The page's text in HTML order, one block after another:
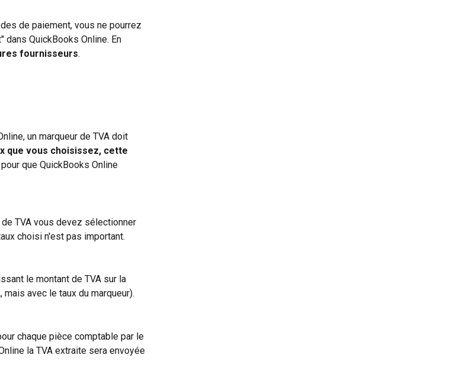
de paiement, vous ne pourrez
QuickBooks Online. En
fournisseurs.
un marqueur de TVA doit
que vous choisissez, cette
que QuickBooks Online
TVA vous devez sélectionner
choisi n'est pas important.
le montant de TVA sur la
avec le taux du marqueur).
chaque pièce comptable par le
la TVA extraite sera envoyée